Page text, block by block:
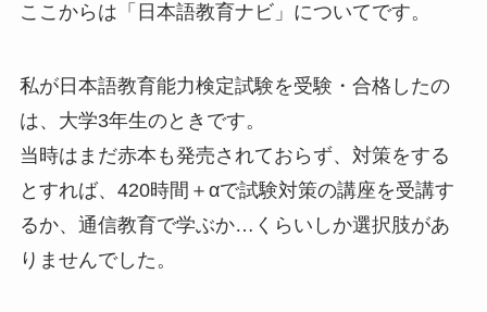
ここからは「日本語教育ナビ」についてです。
私が日本語教育能力検定試験を受験・合格したの
は、大学3年生のときです。
当時はまだ赤本も発売されておらず、対策をする
とすれば、420時間＋αで試験対策の講座を受講す
るか、通信教育で学ぶか…くらいしか選択肢があ
りませんでした。